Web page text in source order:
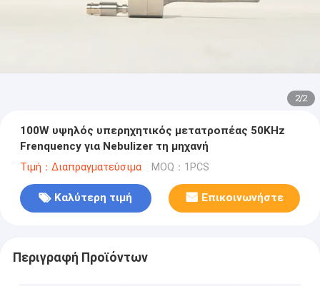
2/2
100W υψηλός υπερηχητικός μετατροπέας 50KHz
Frenquency για Nebulizer τη μηχανή
Τιμή：Διαπραγματεύσιμα MOQ：1PCS
Καλύτερη τιμή Επικοινωνήστε
Περιγραφή Προϊόντων